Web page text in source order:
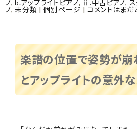
ノ, b.アップライトピアノ, ⅱ.中古ピアノ,
ノ,未分類 |個別ページ | コメントはまだ
楽譜の位置で姿勢が崩
とアップライトの意外